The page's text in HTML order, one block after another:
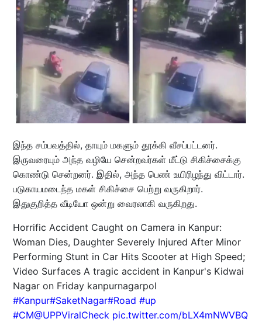
இந்த சம்பவத்தில், தாயும் மகளும் தூக்கி வீசப்பட்டனர்.
இருவரையும் அந்த வழியே சென்றவர்கள் மீட்டு சிகிச்சைக்கு
கொண்டு சென்றனர். இதில், அந்த பெண் உயிரிழந்து விட்டார்.
படுகாயமடைந்த மகள் சிகிச்சை பெற்று வருகிறார்.
இதுகுறித்த வீடியோ ஒன்று வைரலாகி வருகிறது.
Horrific Accident Caught on Camera in Kanpur:
Woman Dies, Daughter Severely Injured After Minor
Performing Stunt in Car Hits Scooter at High Speed;
Video Surfaces A tragic accident in Kanpur's Kidwai
Nagar on Friday kanpurnagarpol
#Kanpur#SaketNagar#Road #up
#CM@UPPViralCheck pic.twitter.com/bLX4mNWVBQ